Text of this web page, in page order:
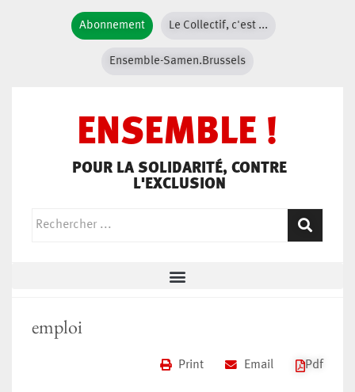
Abonnement Le Collectif, c'est ...
Ensemble-Samen.Brussels
ENSEMBLE !
POUR LA SOLIDARITÉ, CONTRE
L'EXCLUSION
emploi
Print Email Pdf